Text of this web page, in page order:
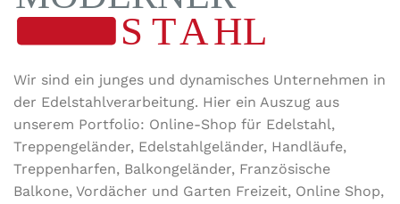
Wir sind ein junges und dynamisches Unternehmen in
der Edel­stahl­ver­arbeitung. Hier ein Auszug aus
unserem Portfolio: Online-Shop für Edelstahl,
Treppengeländer, Edelstahlgeländer, Handläufe,
Treppenharfen, Balkongeländer, Französische
Balkone, Vordächer und Garten Freizeit, Online Shop,